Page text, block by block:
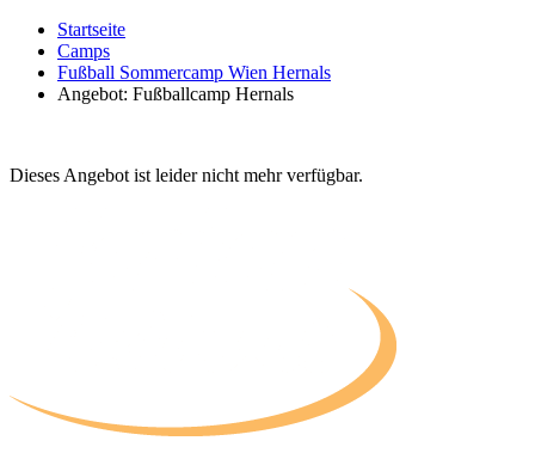
Startseite
Camps
Fußball Sommercamp Wien Hernals
Angebot: Fußballcamp Hernals
Dieses Angebot ist leider nicht mehr verfügbar.